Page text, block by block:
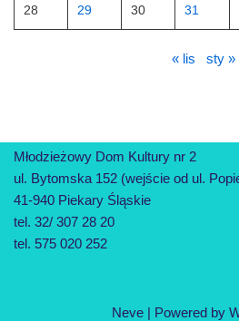
28 29 30 31
« lis sty »
Młodzieżowy Dom Kultury nr 2
ul. Bytomska 152 (wejście od ul.
41-940 Piekary Śląskie
tel. 32/ 307 28 20
tel. 575 020 252
Neve| Powered by